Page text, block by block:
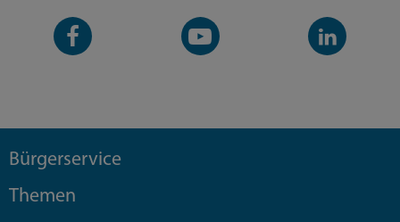
Facebook-
Seite
YouTube-
Kanal
LinkedIn-
Kanal
Bürgerservice
Themen